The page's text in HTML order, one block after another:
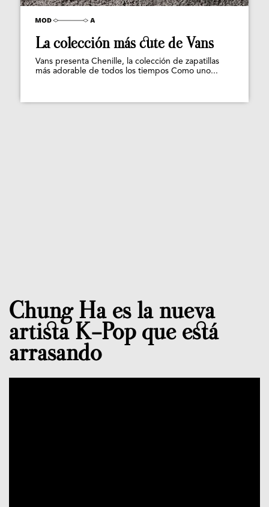
La colección más cute de Vans
Vans presenta Chenille, la colección de zapatillas
más adorable de todos los tiempos Como uno...
Chung Ha es la nueva
artista K-Pop que está
arrasando